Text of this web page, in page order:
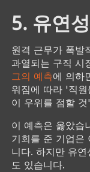
5. 유연성
원격 근무가 폭발
과열되는 구직 시
그의 예측에 의하
워짐에 따라 '직
이 우위를 점할
이 예측은 옳았습
기회를 준 기업은
니다. 하지만 유
도 있습니다.